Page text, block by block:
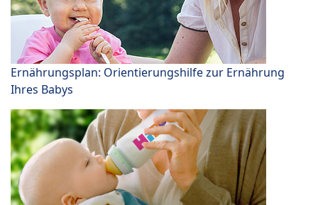
Ernährungsplan: Orientierungshilfe zur Ernährung
Ihres Babys